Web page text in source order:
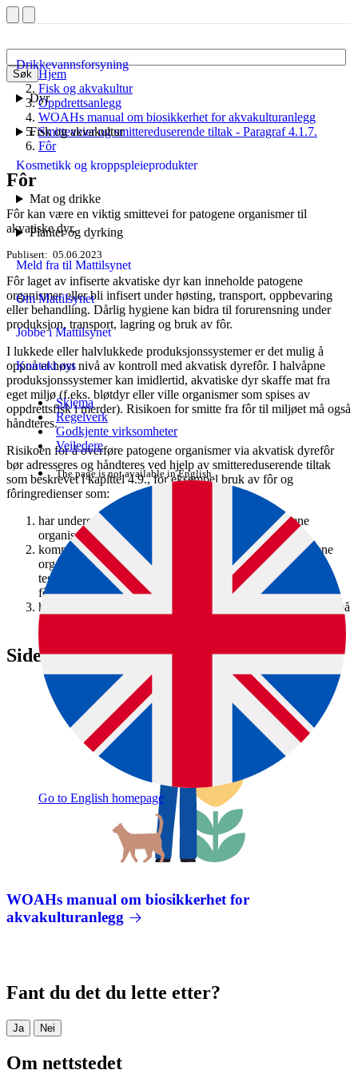
Søk
Drikkevannsforsyning
Dyr
Fisk og akvakultur
Kosmetikk og kroppspleieprodukter
Mat og drikke
Planter og dyrking
Meld fra til Mattilsynet
Om Mattilsynet
Jobbe i Mattilsynet
Kontakt oss
Skjema
Regelverk
Godkjente virksomheter
Veiledere
The page is not available in English.
Go to English homepage
Hjem
Fisk og akvakultur
Oppdrettsanlegg
WOAHs manual om biosikkerhet for akvakulturanlegg
Smitteveier og smittereduserende tiltak - Paragraf 4.1.7.
Fôr
Fôr
Fôr kan være en viktig smittevei for patogene organismer til
akvatiske dyr.
Publisert 05.06.2023
Fôr laget av infiserte akvatiske dyr kan inneholde patogene
organismer eller bli infisert under høsting, transport, oppbevaring
eller behandling. Dårlig hygiene kan bidra til forurensning under
produksjon, transport, lagring og bruk av fôr.
I lukkede eller halvlukkede produksjonssystemer er det mulig å
oppnå et høyt nivå av kontroll med akvatisk dyrefôr. I halvåpne
produksjonssystemer kan imidlertid, akvatiske dyr skaffe mat fra
eget miljø (f.eks. bløtdyr eller ville organismer som spises av
oppdrettsfisk i merder). Risikoen for smitte fra fôr til miljøet må også
håndteres.
Risikoen for å overføre patogene organismer via akvatisk dyrefôr
bør adresseres og håndteres ved hjelp av smittereduserende tiltak
som beskrevet i kapittel 4.9., for eksempel bruk av fôr og
fôringredienser som:
har undergått nok behandling til å inaktivere patogene
organismer;
kommer fra kilder som er erklært fri for relevante patogene
organismer eller der det har blitt erklært (f.eks. gjennom
testing) at patogene organismer ikke finnes i fôret eller
fôringrediensene;
har blitt behandlet, produsert, lagret , transportert og utfôret på
en måte som forhindrer smitte av patogene organismer.
Siden er en del av denne veiledningen:
WOAHs manual om biosikkerhet for
akvakulturanlegg
Fant du det du lette etter?
Ja Nei
Om nettstedet